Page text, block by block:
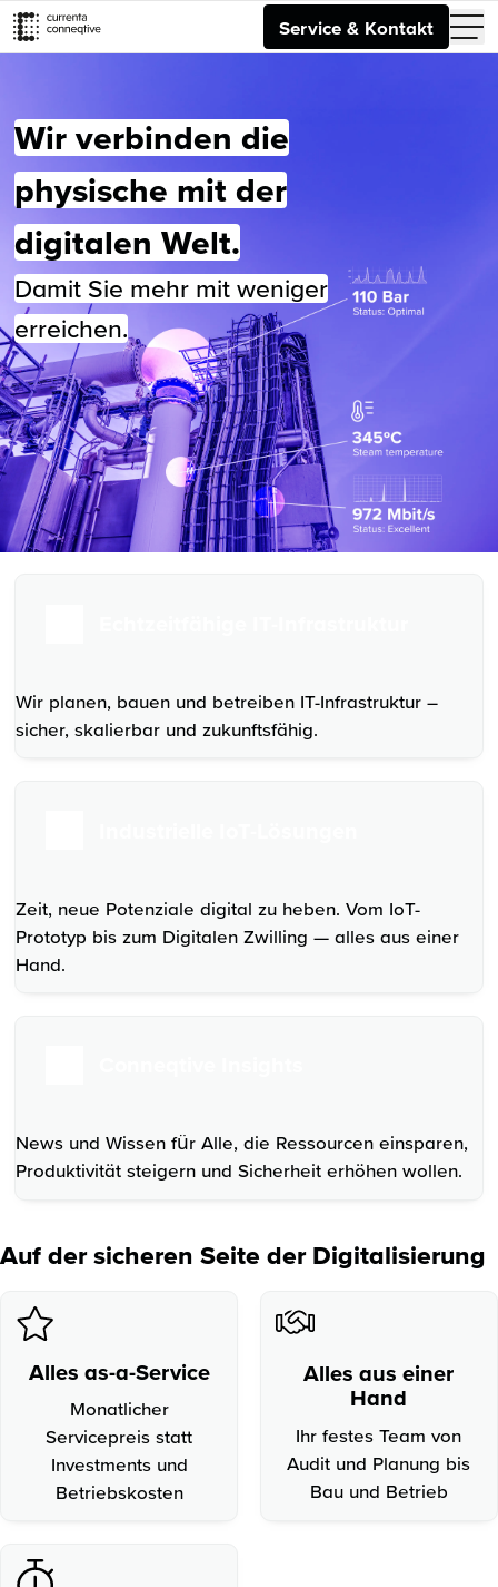
Service & Kontakt
Wir verbinden die
physische mit der
digitalen Welt.
Damit Sie mehr mit weniger
erreichen.
Wir planen, bauen und betreiben IT-Infrastruktur –
sicher, skalierbar und zukunftsfähig.
Zeit, neue Potenziale digital zu heben. Vom IoT-
Prototyp bis zum Digitalen Zwilling — alles aus einer
Hand.
News und Wissen für Alle, die Ressourcen einsparen,
Produktivität steigern und Sicherheit erhöhen wollen.
Auf der sicheren Seite der Digitalisierung
Alles as-a-Service
Monatlicher
Servicepreis statt
Investments und
Betriebskosten
Alles aus einer
Hand
Ihr festes Team von
Audit und Planung bis
Bau und Betrieb